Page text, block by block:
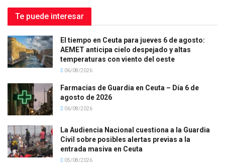
Te puede interesar
El tiempo en Ceuta para jueves 6 de agosto:
AEMET anticipa cielo despejado y altas
temperaturas con viento del oeste
06/08/2026
Farmacias de Guardia en Ceuta – Día 6 de
agosto de 2026
06/08/2026
La Audiencia Nacional cuestiona a la Guardia
Civil sobre posibles alertas previas a la
entrada masiva en Ceuta
05/08/2026